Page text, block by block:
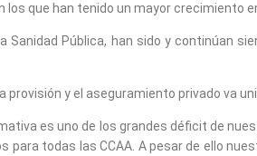
que han tenido un mayor crecimiento
Sanidad Pública, han sido y continúan
provisión y el aseguramiento privado va
es uno de los grandes déficit de
para todas las CCAA. A pesar de ello